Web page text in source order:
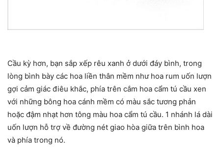
Cầu kỳ hơn, bạn sắp xếp rêu xanh ở dưới đáy bình, trong
lòng bình bày các hoa liền thân mềm như hoa rum uốn lượn
gợi cảm giác điêu khắc, phía trên cắm hoa cẩm tú cầu xen
với những bông hoa cánh mềm có màu sắc tương phản
hoặc đậm nhạt hơn tông màu hoa cẩm tú cầu. 1 nhánh lá dài
uốn lượn hỗ trợ về đường nét giao hòa giữa trên bình hoa
và phía trong nó.